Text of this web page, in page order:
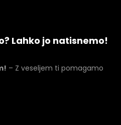
Lahko jo natisnemo!
– Z veseljem ti pomagamo